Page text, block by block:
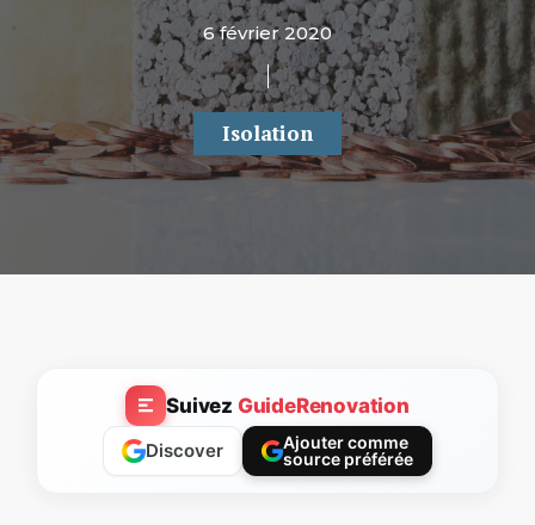
6 février 2020
Isolation
Suivez GuideRenovation
Discover
Ajouter comme
source préférée